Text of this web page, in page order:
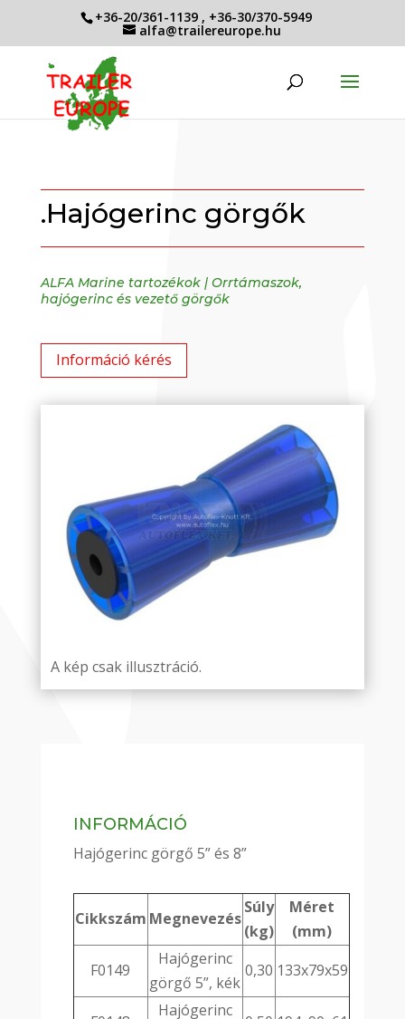
+36-20/361-1139 , +36-30/370-5949
alfa@trailereurope.hu
.Hajógerinc görgők
ALFA Marine tartozékok| Orrtámaszok,
hajógerinc és vezető görgők
Információ kérés
A kép csak illusztráció.
INFORMÁCIÓ
Hajógerinc görgő 5” és 8”
Cikkszám Megnevezés
Súly
(kg)
Méret
(mm)
F0149
Hajógerinc
görgő 5”, kék
0,30 133x79x59
Hajógerinc